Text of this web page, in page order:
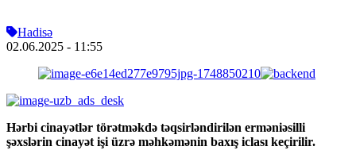
Hadisə
02.06.2025 - 11:55
Hərbi cinayətlər törətməkdə təqsirləndirilən erməniəsilli
şəxslərin cinayət işi üzrə məhkəmənin baxış iclası keçirilir.